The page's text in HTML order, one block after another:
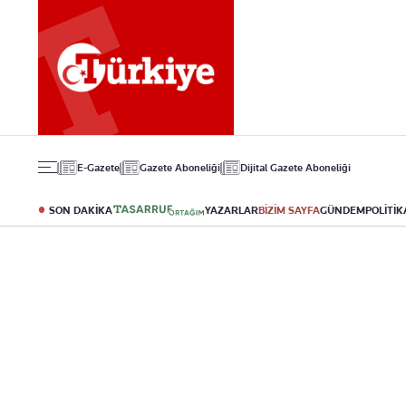
E-Gazete Gazete Aboneliği Dijital Gazete Aboneliği
SON DAKİKA YAZARLARBİZİM SAYFAGÜNDEM
Gündem
Politika
Eğitim
Altın
Döviz
Kripto Para
T-Otomobil
Avrupa Ligi